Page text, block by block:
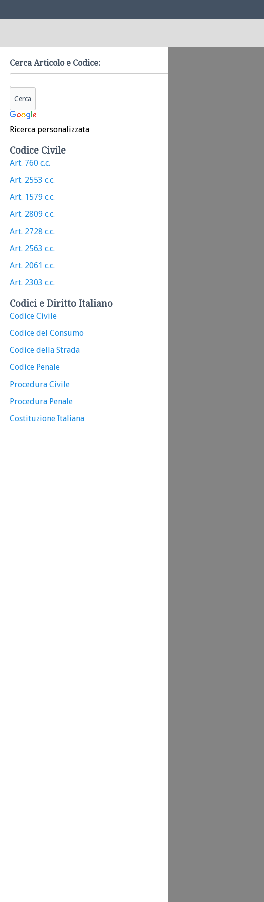
Cerca Articolo e Codice:
Ricerca personalizzata
Codice Civile
Art. 760 c.c.
Art. 2553 c.c.
Art. 1579 c.c.
Art. 2809 c.c.
Art. 2728 c.c.
Art. 2563 c.c.
Art. 2061 c.c.
Art. 2303 c.c.
Codici e Diritto Italiano
Codice Civile
Codice del Consumo
Codice della Strada
Codice Penale
Procedura Civile
Procedura Penale
Costituzione Italiana